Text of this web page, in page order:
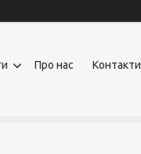
Про нас Контакти